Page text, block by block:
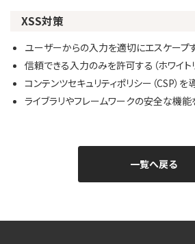
XSS対策
ユーザーからの入力を適切にエスケープ
信頼できる入力のみを許可する（ホワイト
コンテンツセキュリティポリシー（CSP）を
ライブラリやフレームワークの安全な機
一覧へ戻る